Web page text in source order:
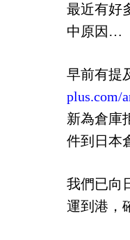
最近有好
中原因…
早前有提
plus.com/
新為倉庫
件到日本
我們已向
運到港，